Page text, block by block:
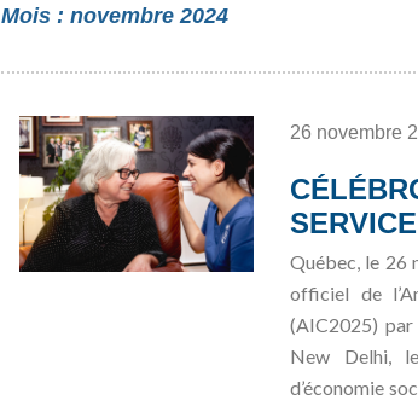
Mois :novembre 2024
26 novembre
Québec, le 26
officiel de
(AIC2025) par
New Delhi,
d’économie